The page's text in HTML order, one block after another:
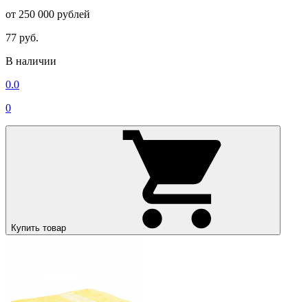
от 250 000 рублей
77 руб.
В наличии
0.0
0
Купить товар